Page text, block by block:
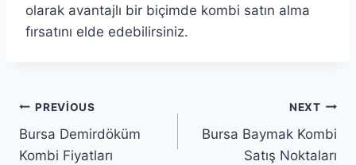
olarak avantajlı bir biçimde kombi satın alma
fırsatını elde edebilirsiniz.
Yazı
gezinmesi
PREVIOUS
Bursa Demirdöküm
Kombi Fiyatları
NEXT
Bursa Baymak Kombi
Satış Noktaları